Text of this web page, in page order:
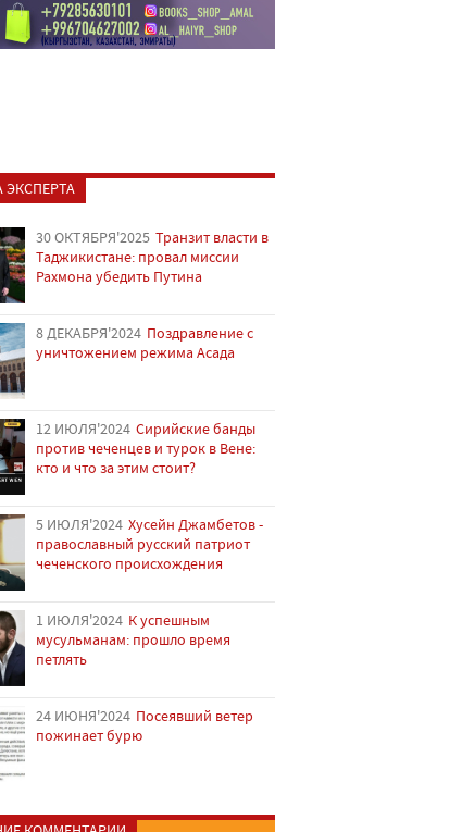
ЭКСПЕРТА
30 ОКТЯБРЯ'2025 Транзит власти в
Таджикистане: провал миссии
Рахмона убедить Путина
8 ДЕКАБРЯ'2024 Поздравление с
уничтожением режима Асада
12 ИЮЛЯ'2024 Сирийские банды
против чеченцев и турок в Вене:
кто и что за этим стоит?
5 ИЮЛЯ'2024 Хусейн Джамбетов -
православный русский патриот
чеченского происхождения
1 ИЮЛЯ'2024 К успешным
мусульманам: прошло время
петлять
24 ИЮНЯ'2024 Посеявший ветер
пожинает бурю